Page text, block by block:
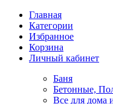
Главная
Категории
Избранное
Корзина
Личный кабинет
Баня
Бетонные,
Все для дома